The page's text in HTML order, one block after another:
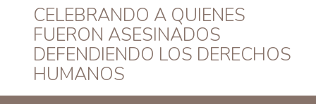
HRD Memorial –
Español
CELEBRANDO A QUIENES
FUERON ASESINADOS
DEFENDIENDO LOS DERECHOS
HUMANOS